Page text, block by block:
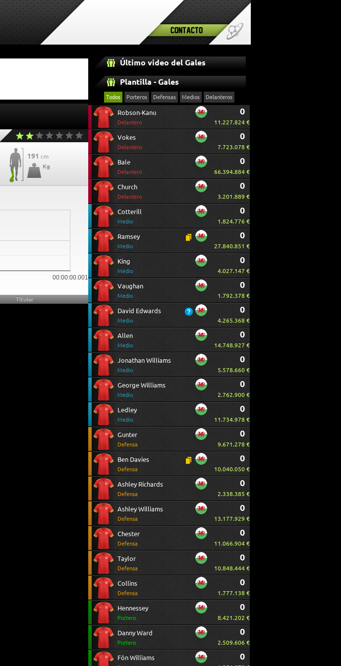
Contacto
191 cm
Kg
00:00:00.001
Titular
Último video del Gales
Plantilla - Gales
Todos Porteros Defensas Medios Delanteros
Robson-Kanu
Delantero
0
11.227.824 €
Vokes
Delantero
0
7.723.078 €
Bale
Delantero
0
66.394.884 €
Church
Delantero
0
3.201.889 €
Cotterill
Medio
0
1.824.776 €
Ramsey
Medio
0
27.840.851 €
King
Medio
0
4.027.147 €
Vaughan
Medio
0
1.792.378 €
David Edwards
Medio
0
4.265.368 €
Allen
Medio
0
14.748.927 €
Jonathan Williams
Medio
0
5.578.660 €
George Williams
Medio
0
2.762.900 €
Ledley
Medio
0
11.734.978 €
Gunter
Defensa
0
9.671.278 €
Ben Davies
Defensa
0
10.040.050 €
Ashley Richards
Defensa
0
2.338.385 €
Ashley Williams
Defensa
0
13.177.929 €
Chester
Defensa
0
11.066.904 €
Taylor
Defensa
0
10.848.444 €
Collins
Defensa
0
1.777.138 €
Hennessey
Portero
0
8.421.202 €
Danny Ward
Portero
0
2.509.606 €
Fôn Williams 0